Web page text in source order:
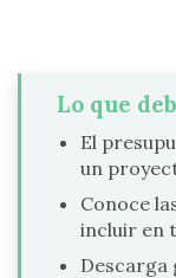
Lo que
El
un
Conoce
incluir en